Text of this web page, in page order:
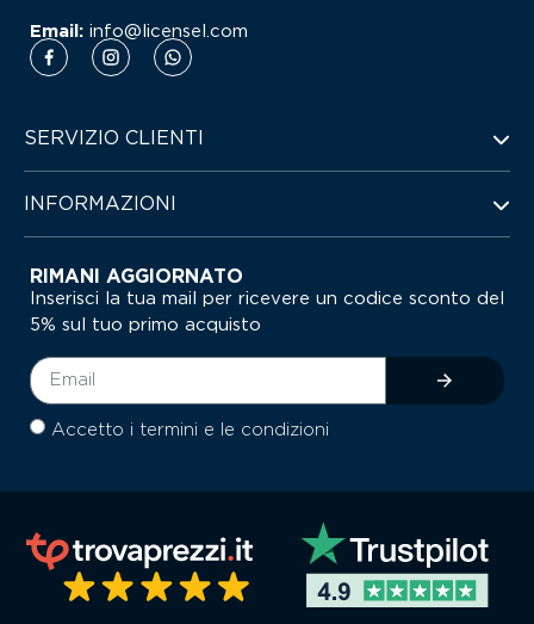
Email: info@licensel.com
SERVIZIO CLIENTI
INFORMAZIONI
RIMANI AGGIORNATO
Inserisci la tua mail per ricevere un codice sconto del
5% sul tuo primo acquisto
Accetto i termini e le condizioni